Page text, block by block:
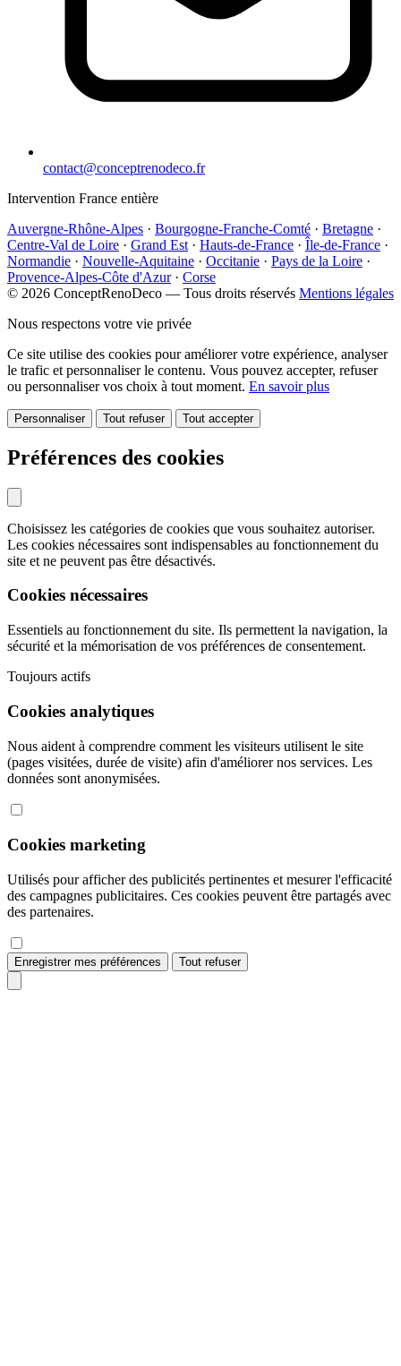
contact@conceptrenodeco.fr
Intervention France entière
Auvergne-Rhône-Alpes · Bourgogne-Franche-Comté · Bretagne ·
Centre-Val de Loire · Grand Est · Hauts-de-France · Île-de-France ·
Normandie · Nouvelle-Aquitaine · Occitanie · Pays de la Loire ·
Provence-Alpes-Côte d'Azur · Corse
© 2026 ConceptRenoDeco — Tous droits réservés Mentions légales
Nous respectons votre vie privée
Ce site utilise des cookies pour améliorer votre expérience, analyser
le trafic et personnaliser le contenu. Vous pouvez accepter, refuser
ou personnaliser vos choix à tout moment. En savoir plus
Personnaliser Tout refuser Tout accepter
Préférences des cookies
Choisissez les catégories de cookies que vous souhaitez autoriser.
Les cookies nécessaires sont indispensables au fonctionnement du
site et ne peuvent pas être désactivés.
Cookies nécessaires
Essentiels au fonctionnement du site. Ils permettent la navigation, la
sécurité et la mémorisation de vos préférences de consentement.
Toujours actifs
Cookies analytiques
Nous aident à comprendre comment les visiteurs utilisent le site
(pages visitées, durée de visite) afin d'améliorer nos services. Les
données sont anonymisées.
Cookies marketing
Utilisés pour afficher des publicités pertinentes et mesurer l'efficacité
des campagnes publicitaires. Ces cookies peuvent être partagés avec
des partenaires.
Enregistrer mes préférences Tout refuser